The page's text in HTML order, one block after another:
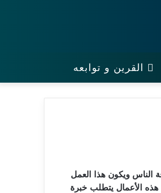
القرين و توابعه
الناس ويكون هذا العمل
الأعمال يتطلب خبرة